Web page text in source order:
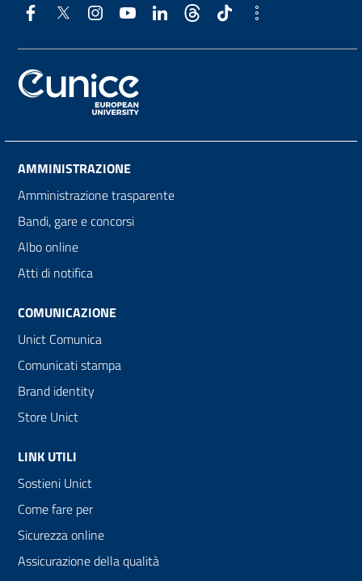
AMMINISTRAZIONE
Amministrazione trasparente
Bandi, gare e concorsi
Albo online
Atti di notifica
COMUNICAZIONE
Unict Comunica
Comunicati stampa
Brand identity
Store Unict
LINK UTILI
Sostieni Unict
Come fare per
Sicurezza online
Assicurazione della qualità